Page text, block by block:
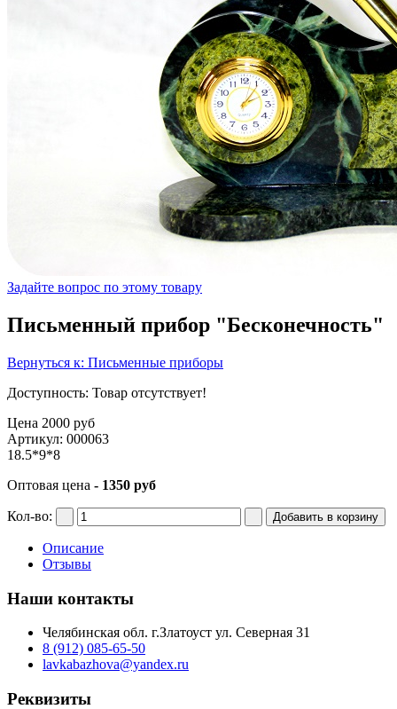
Задайте вопрос по этому товару
Письменный прибор "Бесконечность"
Вернуться к: Письменные приборы
Доступность: Товар отсутствует!
Цена 2000 руб
Артикул: 000063
18.5*9*8
Оптовая цена - 1350 руб
Кол-во:
Описание
Отзывы
Наши контакты
Челябинская обл. г.Златоуст ул. Северная 31
8 (912) 085-65-50
lavkabazhova@yandex.ru
Реквизиты